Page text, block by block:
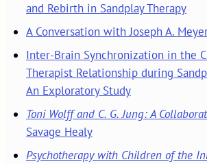
and Rebirth in Sandplay Therapy
A Conversation with Joseph A.
Inter-Brain Synchronization in the
Therapist Relationship during
An Exploratory Study
Toni Wolff and C. G. Jung: A
Savage Healy
Psychotherapy with Children of the